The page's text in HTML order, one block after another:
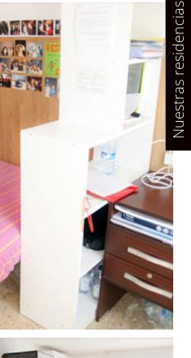
Nuestras residencias